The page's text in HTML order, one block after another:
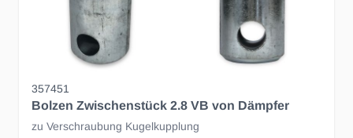
357451
Bolzen Zwischenstück 2.8 VB von Dämpfer
zu Verschraubung Kugelkupplung